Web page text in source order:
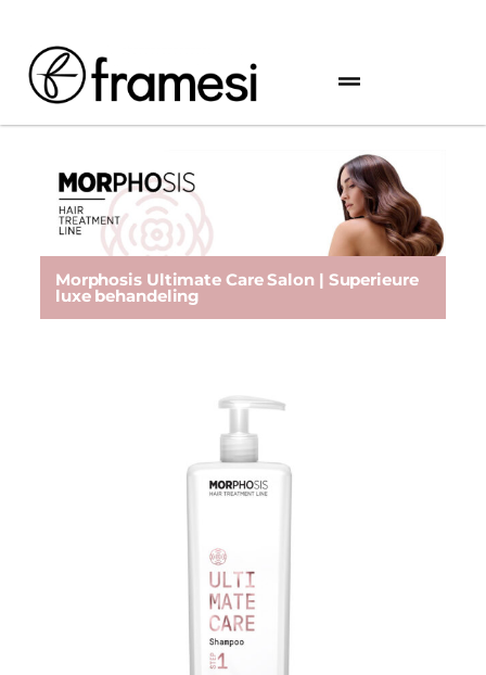
Morphosis Ultimate Care Salon | Superieure
luxe behandeling